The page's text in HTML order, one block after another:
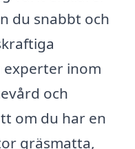
du snabbt och
inom
och
om du har en
gräsmatta,